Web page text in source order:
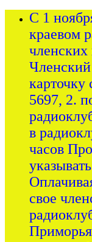
С 1
краевом
членских
карточку
5697, 2.
в
часов
свое
Приморья